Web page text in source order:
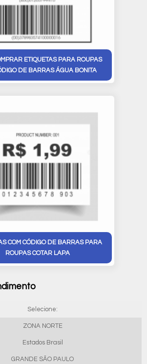
ETIQUETAS PARA ROUPAS
DE BARRAS ÁGUA BONITA
COM CÓDIGO DE BARRAS PARA
ROUPAS COTAR LAPA
Selecione:
ZONA NORTE
Estados Brasil
GRANDE SÃO PAULO